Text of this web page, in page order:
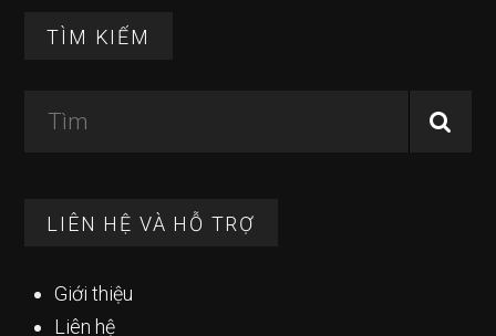
TÌM KIẾM
LIÊN HỆ VÀ HỖ TRỢ
Giới thiệu
Liên hệ